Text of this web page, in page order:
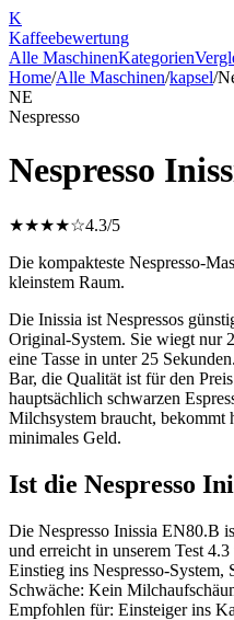
K
Kaffeebewertung
Alle MaschinenKategorien
Home/Alle Maschinen/kapsel/
NE
Nespresso
Nespresso
★★★★☆4.3/5
Die kompakteste Nespresso-
kleinstem Raum.
Die Inissia ist Nespressos
Original-System. Sie wiegt nur
eine Tasse in unter 25
Bar, die Qualität ist für den
hauptsächlich schwarzen
Milchsystem braucht,
minimales Geld.
Ist die Nespresso
Die Nespresso Inissia EN80.B
und erreicht in unserem Test
Einstieg ins Nespresso-System,
Schwäche: Kein
Empfohlen für: Einsteiger ins